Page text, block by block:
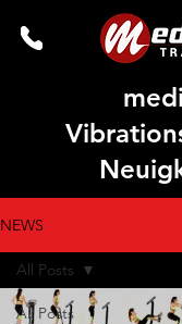
NEWS
All Posts
All Posts